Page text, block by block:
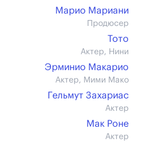
Марио Мариани
Продюсер
Тото
Актер, Нини
Эрминио Макарио
Актер, Мими Мако
Гельмут Захариас
Актер
Мак Роне
Актер